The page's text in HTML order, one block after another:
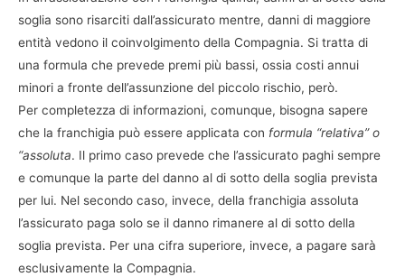
soglia sono risarciti dall’assicurato mentre, danni di maggiore
entità vedono il coinvolgimento della Compagnia. Si tratta di
una formula che prevede premi più bassi, ossia costi annui
minori a fronte dell’assunzione del piccolo rischio, però.
Per completezza di informazioni, comunque, bisogna sapere
che la franchigia può essere applicata con formula “relativa” o
“assoluta. Il primo caso prevede che l’assicurato paghi sempre
e comunque la parte del danno al di sotto della soglia prevista
per lui. Nel secondo caso, invece, della franchigia assoluta
l’assicurato paga solo se il danno rimanere al di sotto della
soglia prevista. Per una cifra superiore, invece, a pagare sarà
esclusivamente la Compagnia.